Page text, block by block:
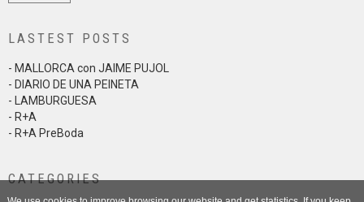
LASTEST POSTS
- MALLORCA con JAIME PUJOL
- DIARIO DE UNA PEINETA
- LAMBURGUESA
- R+A
- R+A PreBoda
CATEGORIES